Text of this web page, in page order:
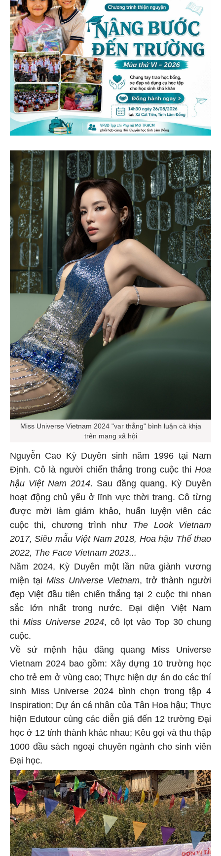
Miss Universe Vietnam 2024 "var thẳng" bình luận cà khịa
trên mạng xã hội
Nguyễn Cao Kỳ Duyên sinh năm 1996 tại Nam
Định. Cô là người chiến thắng trong cuộc thi Hoa
hậu Việt Nam 2014. Sau đăng quang, Kỳ Duyên
hoạt động chủ yếu ở lĩnh vực thời trang. Cô từng
được mời làm giám khảo, huấn luyện viên các
cuộc thi, chương trình như The Look Vietnam
2017, Siêu mẫu Việt Nam 2018, Hoa hậu Thể thao
2022, The Face Vietnam 2023...
Năm 2024, Kỳ Duyên một lần nữa giành vương
miện tại Miss Universe Vietnam, trở thành người
đẹp Việt đầu tiên chiến thắng tại 2 cuộc thi nhan
sắc lớn nhất trong nước. Đại diện Việt Nam
thi Miss Universe 2024, cô lọt vào Top 30 chung
cuộc.
Về sứ mệnh hậu đăng quang Miss Universe
Vietnam 2024 bao gồm: Xây dựng 10 trường học
cho trẻ em ở vùng cao; Thực hiện dự án do các thí
sinh Miss Universe 2024 bình chọn trong tập 4
Inspiration; Dự án cá nhân của Tân Hoa hậu; Thực
hiện Edutour cùng các diễn giả đến 12 trường Đại
học ở 12 tỉnh thành khác nhau; Kêu gọi và thu thập
1000 đầu sách ngoại chuyên ngành cho sinh viên
Đại học.